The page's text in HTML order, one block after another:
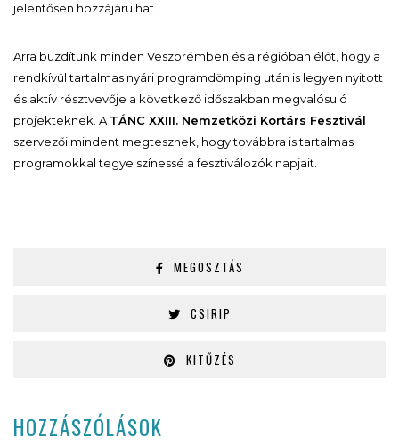
jelentősen hozzájárulhat.
Arra buzdítunk minden Veszprémben és a régióban élőt, hogy a
rendkívül tartalmas nyári programdömping után is legyen nyitott
és aktív résztvevője a következő időszakban megvalósuló
projekteknek. ATÁNC XXIII. Nemzetközi Kortárs Fesztivál
szervezői mindent megtesznek, hogy továbbra is tartalmas
programokkal tegye színessé a fesztiválozók napjait.
MEGOSZTÁS
CSIRIP
KITŰZÉS
HOZZÁSZÓLÁSOK